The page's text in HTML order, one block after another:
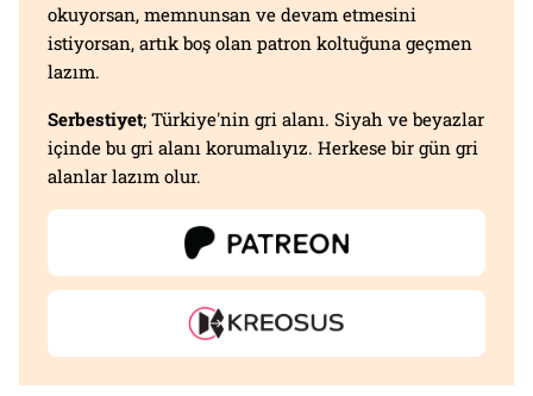
okuyorsan, memnunsan ve devam etmesini
istiyorsan, artık boş olan patron koltuğuna geçmen
lazım.
Serbestiyet; Türkiye'nin gri alanı. Siyah ve beyazlar
içinde bu gri alanı korumalıyız. Herkese bir gün gri
alanlar lazım olur.